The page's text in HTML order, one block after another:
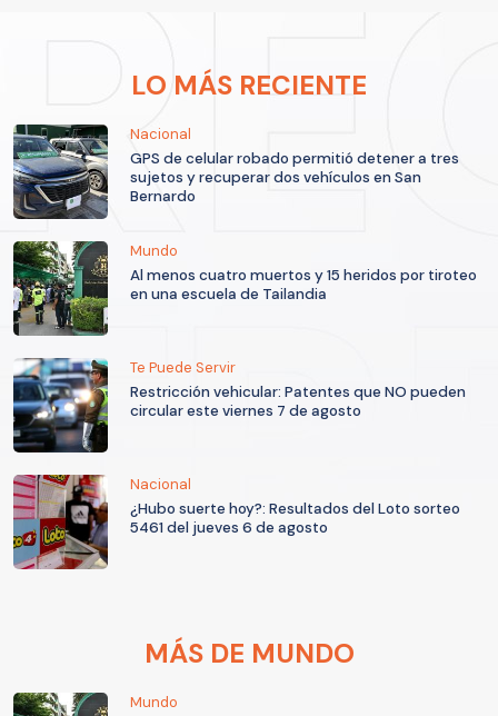
LO MÁS RECIENTE
Nacional
GPS de celular robado permitió detener a tres
sujetos y recuperar dos vehículos en San
Bernardo
Mundo
Al menos cuatro muertos y 15 heridos por tiroteo
en una escuela de Tailandia
Te Puede Servir
Restricción vehicular: Patentes que NO pueden
circular este viernes 7 de agosto
Nacional
¿Hubo suerte hoy?: Resultados del Loto sorteo
5461 del jueves 6 de agosto
MÁS DE MUNDO
Mundo